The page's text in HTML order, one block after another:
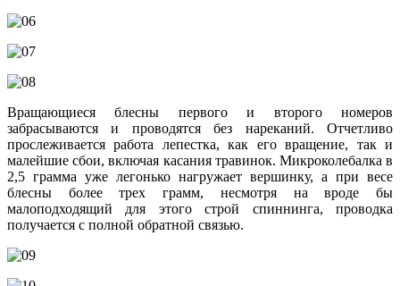
Вращающиеся блесны первого и второго номеров
забрасываются и проводятся без нареканий. Отчетливо
прослеживается работа лепестка, как его вращение, так и
малейшие сбои, включая касания травинок. Микроколебалка в
2,5 грамма уже легонько нагружает вершинку, а при весе
блесны более трех грамм, несмотря на вроде бы
малоподходящий для этого строй спиннинга, проводка
получается с полной обратной связью.